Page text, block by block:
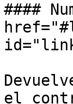
####
el